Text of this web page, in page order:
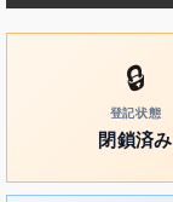
🔒
登記状態
閉鎖済み